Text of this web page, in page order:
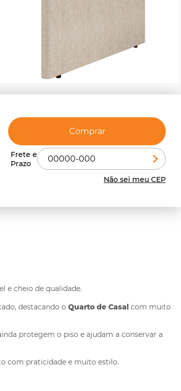
Comprar
Não sei meu CEP
e cheio de qualidade.
destacando oQuarto de Casal com muito
protegem o piso e ajudam a conservar a
com praticidade e muito estilo.